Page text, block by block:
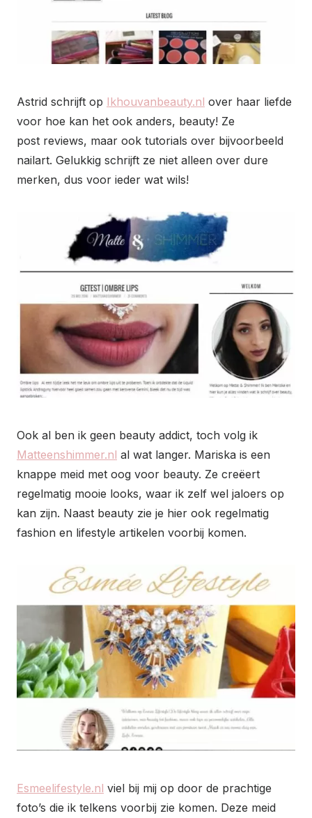
Astrid schrijft op Ikhouvanbeauty.nl over haar liefde
voor hoe kan het ook anders, beauty! Ze
post reviews, maar ook tutorials over bijvoorbeeld
nailart. Gelukkig schrijft ze niet alleen over dure
merken, dus voor ieder wat wils!
Ook al ben ik geen beauty addict, toch volg ik
Matteenshimmer.nl al wat langer. Mariska is een
knappe meid met oog voor beauty. Ze creëert
regelmatig mooie looks, waar ik zelf wel jaloers op
kan zijn. Naast beauty zie je hier ook regelmatig
fashion en lifestyle artikelen voorbij komen.
Esmeelifestyle.nl viel bij mij op door de prachtige
foto’s die ik telkens voorbij zie komen. Deze meid